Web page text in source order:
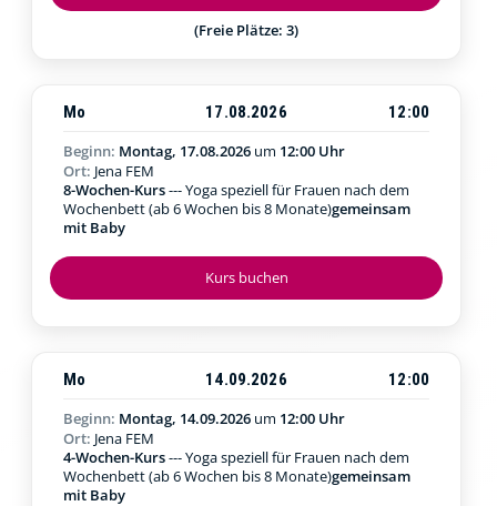
(Freie Plätze: 3)
Kurs buchen
Mo 17.08.2026
12:00
Beginn: Montag, 17.08.2026 um 12:00 Uhr
Ort: Jena FEM
8-Wochen-Kurs--- Yoga speziell für Frauen nach dem
Wochenbett (ab 6 Wochen bis 8 Monate)gemeinsam
mit Baby
Mo 14.09.2026
12:00
Beginn: Montag, 14.09.2026 um 12:00 Uhr
Ort: Jena FEM
4-Wochen-Kurs--- Yoga speziell für Frauen nach dem
Wochenbett (ab 6 Wochen bis 8 Monate)gemeinsam
mit Baby